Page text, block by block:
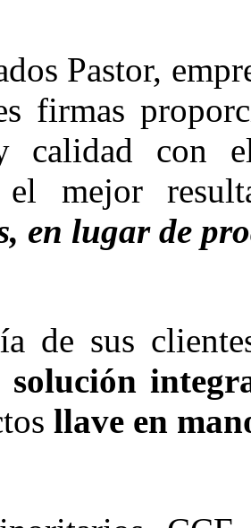
Pastor,
firmas
calidad con
el mejor
en lugar de
de sus
solución
llave en